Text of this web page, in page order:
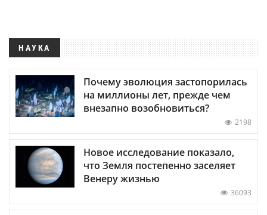
НАУКА
Почему эволюция застопорилась
на миллионы лет, прежде чем
внезапно возобновиться?
2198
Новое исследование показало,
что Земля постепенно заселяет
Венеру жизнью
36093